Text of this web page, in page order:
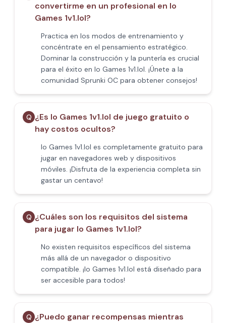
convertirme en un profesional en Io
Games 1v1.lol?
Practica en los modos de entrenamiento y
concéntrate en el pensamiento estratégico.
Dominar la construcción y la puntería es crucial
para el éxito en Io Games 1v1.lol. ¡Únete a la
comunidad Sprunki OC para obtener consejos!
Q ¿Es Io Games 1v1.lol de juego gratuito o
hay costos ocultos?
Io Games 1v1.lol es completamente gratuito para
jugar en navegadores web y dispositivos
móviles. ¡Disfruta de la experiencia completa sin
gastar un centavo!
Q ¿Cuáles son los requisitos del sistema
para jugar Io Games 1v1.lol?
No existen requisitos específicos del sistema
más allá de un navegador o dispositivo
compatible. ¡Io Games 1v1.lol está diseñado para
ser accesible para todos!
Q ¿Puedo ganar recompensas mientras